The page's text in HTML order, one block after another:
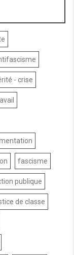
- crise
fascisme
publique
de classe